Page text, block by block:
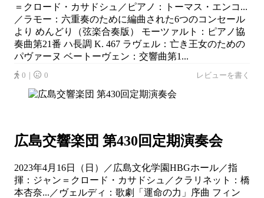
＝クロード・カサドシュ／ピアノ：トーマス・エンコ...
／ラモー：六重奏のために編曲された6つのコンセール
より めんどり（弦楽合奏版） モーツァルト：ピアノ協
奏曲第21番 ハ長調 K. 467 ラヴェル：亡き王女のための
パヴァーヌ ベートーヴェン：交響曲第1...
0｜ 0 レビューを書く
広島交響楽団 第430回定期演奏会
2023年4月16日（日）／広島文化学園HBGホール／指
揮：ジャン＝クロード・カサドシュ／クラリネット：橋
本杏奈...／ヴェルディ：歌劇「運命の力」序曲 フィン